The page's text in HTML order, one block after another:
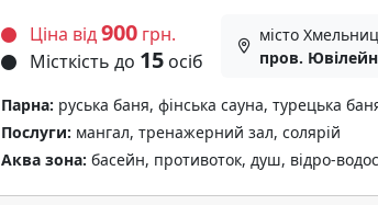
Ціна від900грн.
Місткість до 15осіб
місто
пров.
Парна: руська баня, фінська сауна, турецька
Послуги: мангал, тренажерний зал, солярій
Аква зона: басейн, противоток, душ, відро-